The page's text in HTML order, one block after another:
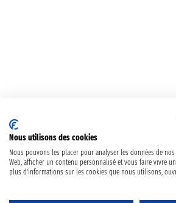
Nous utilisons des cookies
Nous pouvons les placer pour analyser les données de
Web, afficher un contenu personnalisé et vous faire vivre
plus d'informations sur les cookies que nous utilisons,